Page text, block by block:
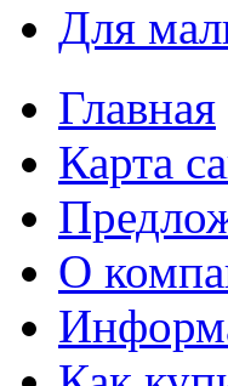
Для
Главная
Карта
О